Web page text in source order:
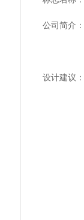
公司简介 ：
设计建议 ：